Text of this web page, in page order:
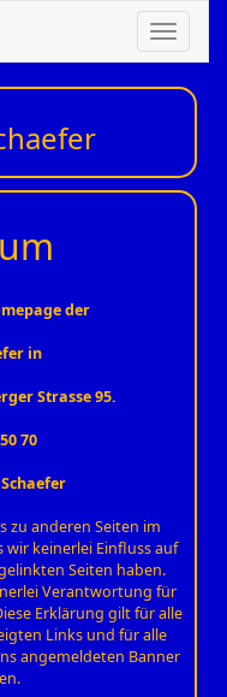
Navigation
ein-/
der
in
Strasse 95.
70
zu anderen Seiten im
wir keinerlei Einfluss auf
Seiten haben.
Verantwortung für
Erklärung gilt für alle
Links und für alle
angemeldeten Banner